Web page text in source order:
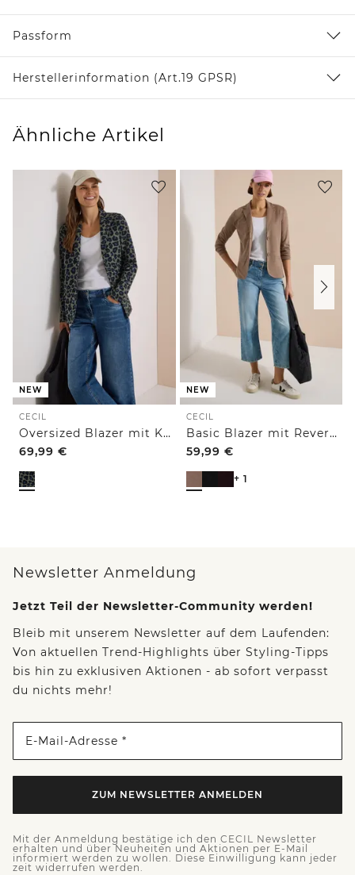
Passform
Herstellerinformation (Art.19 GPSR)
Ähnliche Artikel
NEW
CECIL
Oversized Blazer mit Knöpfen und Print
69,99 €
NEW
CECIL
Basic Blazer mit Reverskragen und Knöpfen
59,99 €
+ 1
Newsletter Anmeldung
Jetzt Teil der Newsletter-Community werden!
Bleib mit unserem Newsletter auf dem Laufenden:
Von aktuellen Trend-Highlights über Styling-Tipps
bis hin zu exklusiven Aktionen - ab sofort verpasst
du nichts mehr!
E-Mail-Adresse *
ZUM NEWSLETTER ANMELDEN
Mit der Anmeldung bestätige ich den CECIL Newsletter
erhalten und über Neuheiten und Aktionen per E-Mail
informiert werden zu wollen. Diese Einwilligung kann jeder
zeit widerrufen werden.